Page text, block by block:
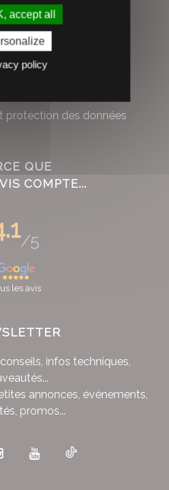
nous !
contacter
Alliance
protection des données
QUE
COMPTE...
/5
les avis
infos techniques,
annonces, événements,
promos...
accept all
policy